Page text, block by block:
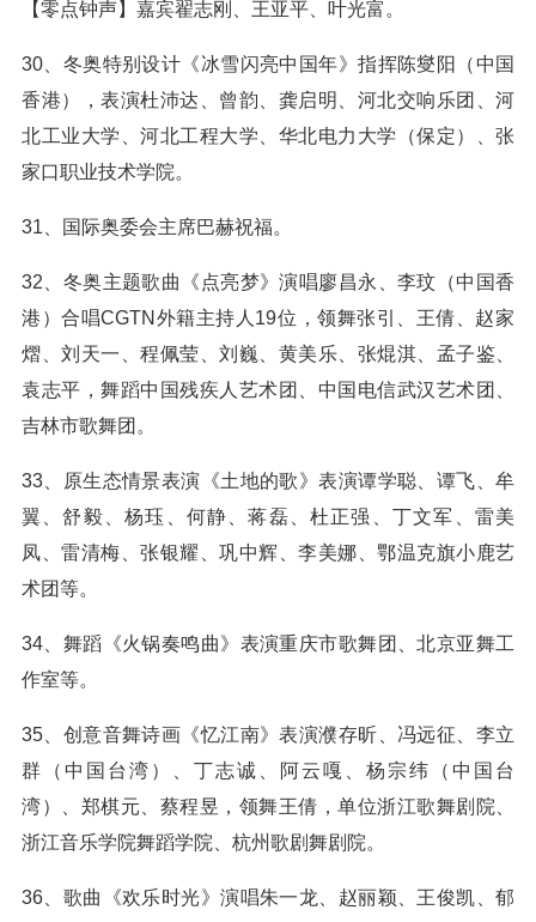
【零点钟声】嘉宾翟志刚、王亚平、叶光富。
30、冬奥特别设计《冰雪闪亮中国年》指挥陈燮阳（中国
香港），表演杜沛达、曾韵、龚启明、河北交响乐团、河
北工业大学、河北工程大学、华北电力大学（保定）、张
家口职业技术学院。
31、国际奥委会主席巴赫祝福。
32、冬奥主题歌曲《点亮梦》演唱廖昌永、李玟（中国香
港）合唱CGTN外籍主持人19位，领舞张引、王倩、赵家
熠、刘天一、程佩莹、刘巍、黄美乐、张焜淇、孟子鉴、
袁志平，舞蹈中国残疾人艺术团、中国电信武汉艺术团、
吉林市歌舞团。
33、原生态情景表演《土地的歌》表演谭学聪、谭飞、牟
翼、舒毅、杨珏、何静、蒋磊、杜正强、丁文军、雷美
凤、雷清梅、张银耀、巩中辉、李美娜、鄂温克旗小鹿艺
术团等。
34、舞蹈《火锅奏鸣曲》表演重庆市歌舞团、北京亚舞工
作室等。
35、创意音舞诗画《忆江南》表演濮存昕、冯远征、李立
群（中国台湾）、丁志诚、阿云嘎、杨宗纬（中国台
湾）、郑棋元、蔡程昱，领舞王倩，单位浙江歌舞剧院、
浙江音乐学院舞蹈学院、杭州歌剧舞剧院。
36、歌曲《欢乐时光》演唱朱一龙、赵丽颖、王俊凯、郁